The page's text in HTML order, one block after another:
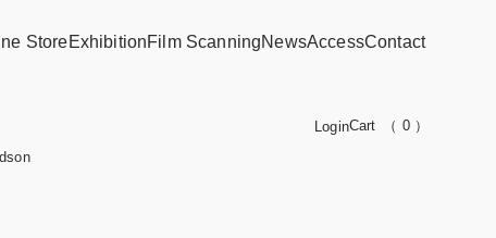
StoreExhibitionFilm ScanningNewsAccessContact
LoginCart （ 0 ）